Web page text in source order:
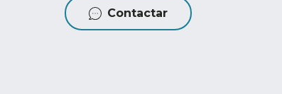
Contactar